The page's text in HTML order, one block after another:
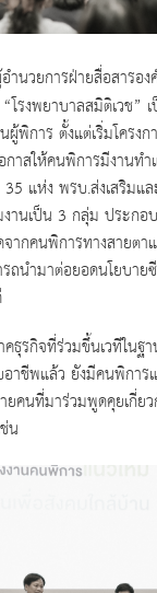
ำนวยการฝ่ายสื่อสารอ
โรงพยาบาลสมิติเวช”
นผู้พิการ ตั้งแต่เริ่มโคร
กาสให้คนพิการมีงานท
35 แห่ง พรบ.ส่งเสริม
านเป็น 3 กลุ่ม ประกอ
ากคนพิการทางสายต
นำมาต่อยอดนโยบายซี
ธุรกิจที่ร่วมขึ้นเวทีในฐ
าชีพแล้ว ยังมีคนพิการ
คนที่มาร่วมพูดคุยเกี่ย
น